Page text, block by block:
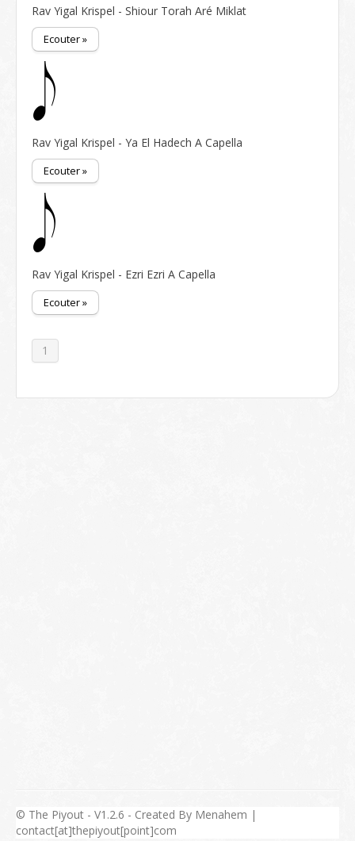
Rav Yigal Krispel - Shiour Torah Aré Miklat
Ecouter »
Rav Yigal Krispel - Ya El Hadech A Capella
Ecouter »
Rav Yigal Krispel - Ezri Ezri A Capella
Ecouter »
1
© The Piyout - V1.2.6 - Created By Menahem |
contact[at]thepiyout[point]com